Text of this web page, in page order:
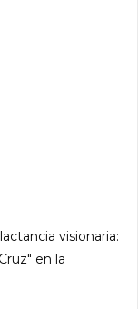
visionaria:
en la